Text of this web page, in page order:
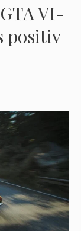
VI-
positiv